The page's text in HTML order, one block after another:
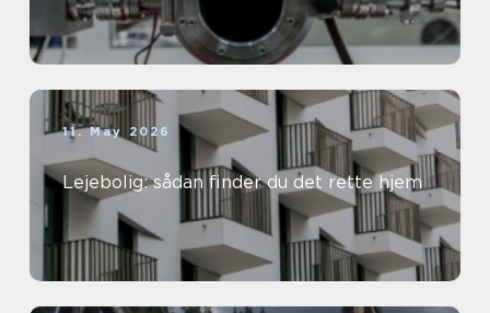
11. May 2026
Lejebolig: sådan finder du det rette hjem